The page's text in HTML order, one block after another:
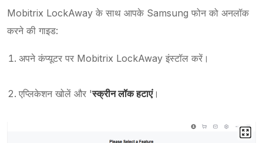
Mobitrix LockAway के साथ आपके Samsung फोन को अनलॉक
करने की गाइड:
अपने कंप्यूटर पर Mobitrix LockAway इंस्टॉल करें।
एप्लिकेशन खोलें और 'स्क्रीन लॉक हटाएं।